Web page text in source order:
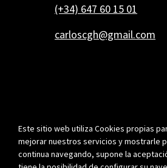
Este sitio web utiliza Cookies propias
mejorar nuestros servicios y mostrarle
continua navegando, supone la
(+34) 647 60 15 01
carloscgh@gmail.com